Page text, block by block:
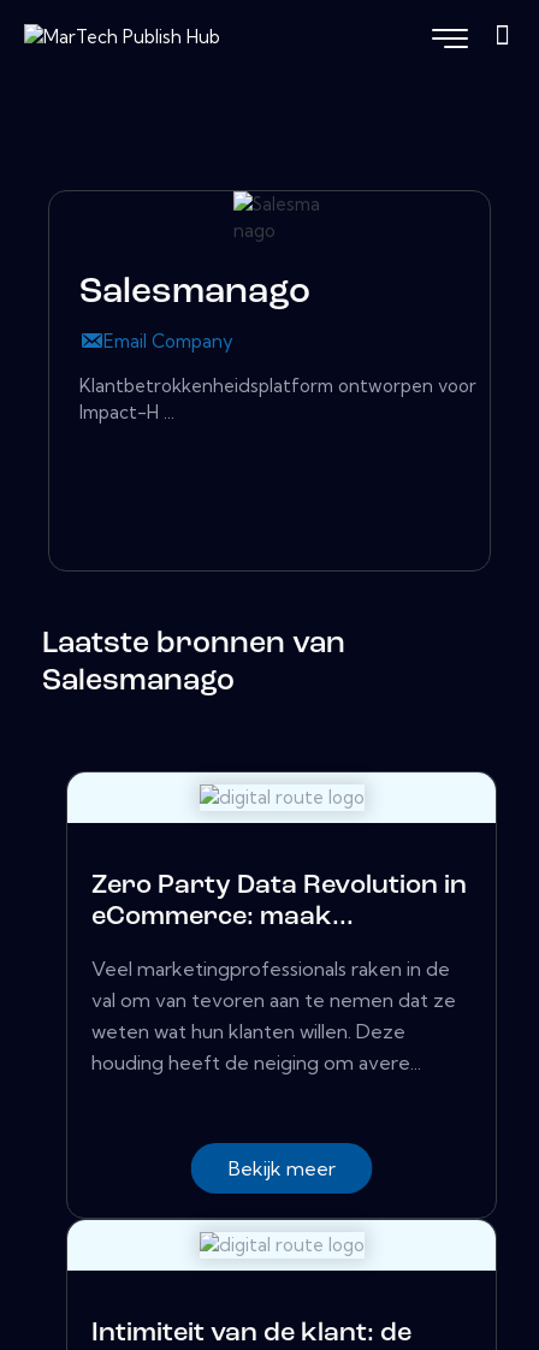
Salesmanago
Email Company
Klantbetrokkenheidsplatform ontworpen voor
Impact-H ...
Laatste bronnen van
Salesmanago
Zero Party Data Revolution in
eCommerce: maak...
Veel marketingprofessionals raken in de
val om van tevoren aan te nemen dat ze
weten wat hun klanten willen. Deze
houding heeft de neiging om avere...
Bekijk meer
Intimiteit van de klant: de